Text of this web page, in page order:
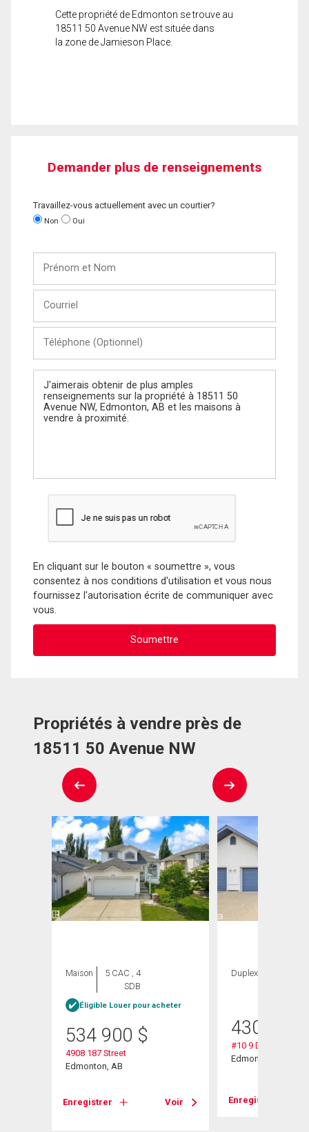
Cette propriété de Edmonton se trouve au
18511 50 Avenue NW est située dans
la zone de Jamieson Place.
Demander plus de renseignements
Travaillez-vous actuellement avec un courtier?
Non Oui
Nom
(Optionnel)
Message
En cliquant sur le bouton « soumettre », vous
consentez à nos conditions d'utilisation et vous nous
fournissez l'autorisation écrite de communiquer avec
vous.
Propriétés à vendre près de
18511 50 Avenue NW
Maison
5 CAC , 4
SDB
Éligible Louer pour acheter
534 900 $
4908 187 Street
Edmonton, AB
Enregistrer Voir
Duplex
430 000
#10 9 Dechene Rd
Edmonton, AB
Enregistrer